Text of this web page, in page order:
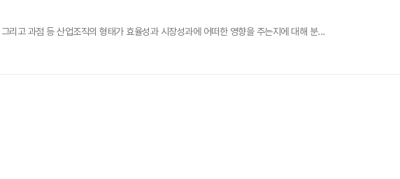
고 과점 등 산업조직의 형태가 효율성과 시장성과에 어떠한 영향을 주는지에 대해 분...